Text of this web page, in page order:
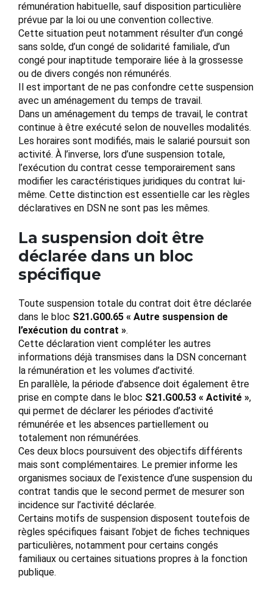
rémunération habituelle, sauf disposition particulière
prévue par la loi ou une convention collective.
Cette situation peut notamment résulter d’un congé
sans solde, d’un congé de solidarité familiale, d’un
congé pour inaptitude temporaire liée à la grossesse
ou de divers congés non rémunérés.
Il est important de ne pas confondre cette suspension
avec un aménagement du temps de travail.
Dans un aménagement du temps de travail, le contrat
continue à être exécuté selon de nouvelles modalités.
Les horaires sont modifiés, mais le salarié poursuit son
activité. À l’inverse, lors d’une suspension totale,
l’exécution du contrat cesse temporairement sans
modifier les caractéristiques juridiques du contrat lui-
même. Cette distinction est essentielle car les règles
déclaratives en DSN ne sont pas les mêmes.
La suspension doit être
déclarée dans un bloc
spécifique
Toute suspension totale du contrat doit être déclarée
dans le bloc S21.G00.65 « Autre suspension de
l’exécution du contrat ».
Cette déclaration vient compléter les autres
informations déjà transmises dans la DSN concernant
la rémunération et les volumes d’activité.
En parallèle, la période d’absence doit également être
prise en compte dans le bloc S21.G00.53 « Activité »,
qui permet de déclarer les périodes d’activité
rémunérée et les absences partiellement ou
totalement non rémunérées.
Ces deux blocs poursuivent des objectifs différents
mais sont complémentaires. Le premier informe les
organismes sociaux de l’existence d’une suspension du
contrat tandis que le second permet de mesurer son
incidence sur l’activité déclarée.
Certains motifs de suspension disposent toutefois de
règles spécifiques faisant l’objet de fiches techniques
particulières, notamment pour certains congés
familiaux ou certaines situations propres à la fonction
publique.